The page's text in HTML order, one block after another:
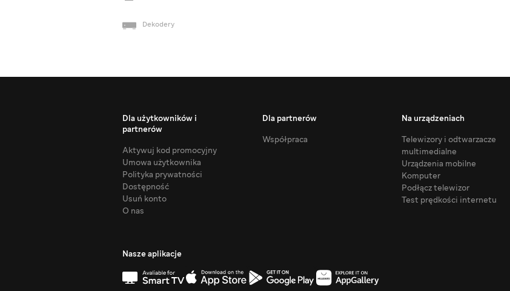
Dekodery
Dla użytkowników i
partnerów
Aktywuj kod promocyjny
Umowa użytkownika
Polityka prywatności
Dostępność
Usuń konto
O nas
Dla partnerów
Współpraca
Na urządzeniach
Telewizory i odtwarzacze
multimedialne
Urządzenia mobilne
Komputer
Podłącz telewizor
Test prędkości internetu
Nasze aplikacje